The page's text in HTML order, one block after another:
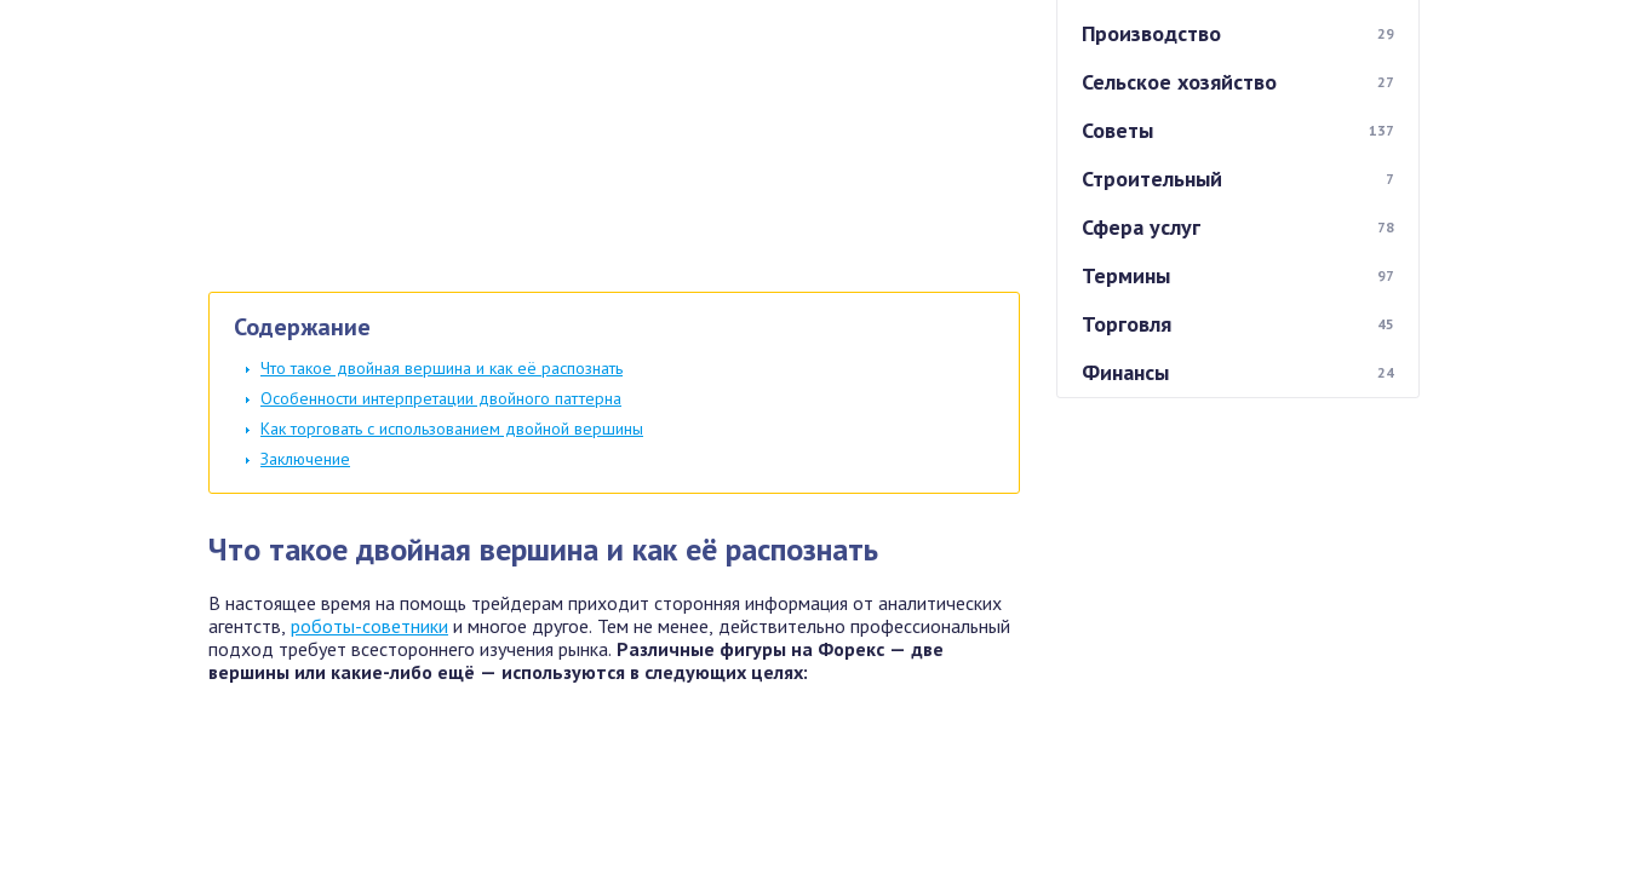
Содержание
Что такое двойная вершина и как её распознать
Особенности интерпретации двойного паттерна
Как торговать с использованием двойной вершины
Заключение
Что такое двойная вершина и как её распознать
В настоящее время на помощь трейдерам приходит сторонняя информация от аналитических
агентств, роботы-советники и многое другое. Тем не менее, действительно профессиональный
подход требует всестороннего изучения рынка. Различные фигуры на Форекс — две
вершины или какие-либо ещё — используются в следующих целях:
Производство 29
Сельское хозяйство 27
Советы 137
Строительный 7
Сфера услуг 78
Термины 97
Торговля 45
Финансы 24